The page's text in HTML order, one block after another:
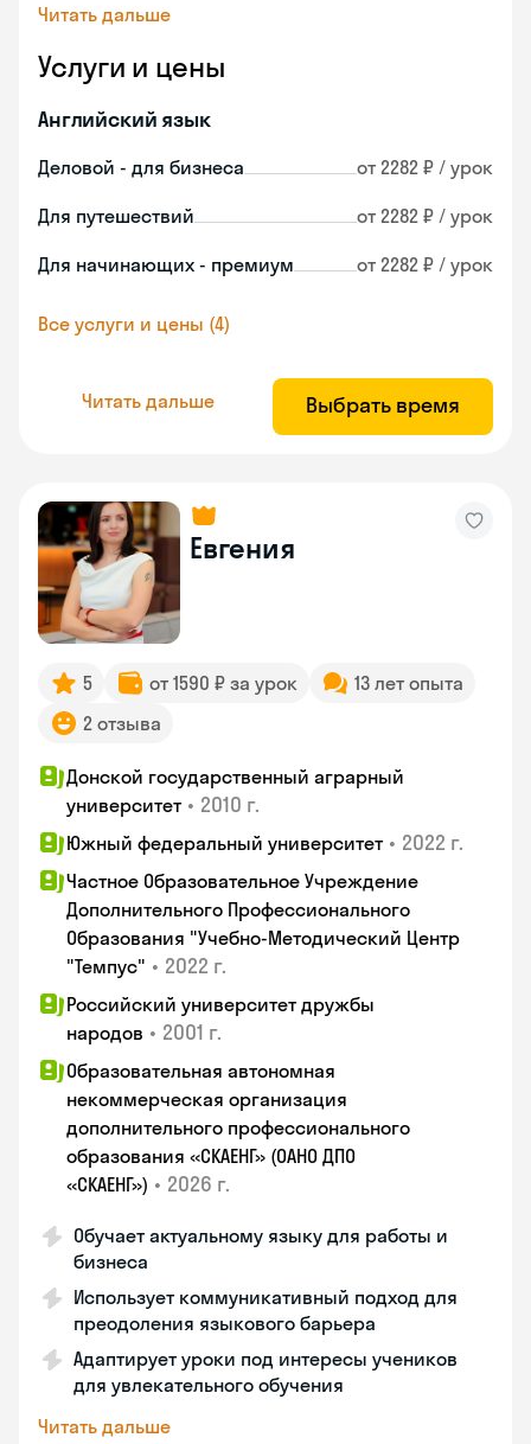
Читать дальше
Услуги и цены
Английский язык
Деловой - для бизнеса от 2282 ₽ / урок
Для путешествий от 2282 ₽ / урок
Для начинающих - премиум от 2282 ₽ / урок
Все услуги и цены (4)
Читать дальше Выбрать время
Евгения
5 от 1590 ₽ за урок
13 лет опыта
2 отзыва
Донской государственный аграрный
университет • 2010 г.
Южный федеральный университет • 2022 г.
Частное Образовательное Учреждение
Дополнительного Профессионального
Образования "Учебно-Методический Центр
"Темпус" • 2022 г.
Российский университет дружбы
народов • 2001 г.
Образовательная автономная
некоммерческая организация
дополнительного профессионального
образования «СКАЕНГ» (ОАНО ДПО
«СКАЕНГ») • 2026 г.
Обучает актуальному языку для работы и
бизнеса
Использует коммуникативный подход для
преодоления языкового барьера
Адаптирует уроки под интересы учеников
для увлекательного обучения
Читать дальше